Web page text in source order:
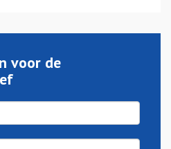
voor de